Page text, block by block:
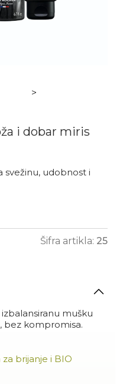
>
i dobar miris
svežinu, udobnost i
proizvoda
količinu
Šifra artikla: 25
mušku
bez kompromisa.
brijanje i BIO